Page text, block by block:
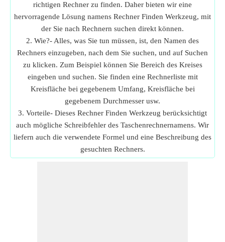
richtigen Rechner zu finden. Daher bieten wir eine
hervorragende Lösung namens Rechner Finden Werkzeug, mit
der Sie nach Rechnern suchen direkt können.
2. Wie?- Alles, was Sie tun müssen, ist, den Namen des
Rechners einzugeben, nach dem Sie suchen, und auf Suchen
zu klicken. Zum Beispiel können Sie Bereich des Kreises
eingeben und suchen. Sie finden eine Rechnerliste mit
Kreisfläche bei gegebenem Umfang, Kreisfläche bei
gegebenem Durchmesser usw.
3. Vorteile- Dieses Rechner Finden Werkzeug berücksichtigt
auch mögliche Schreibfehler des Taschenrechnernamens. Wir
liefern auch die verwendete Formel und eine Beschreibung des
gesuchten Rechners.